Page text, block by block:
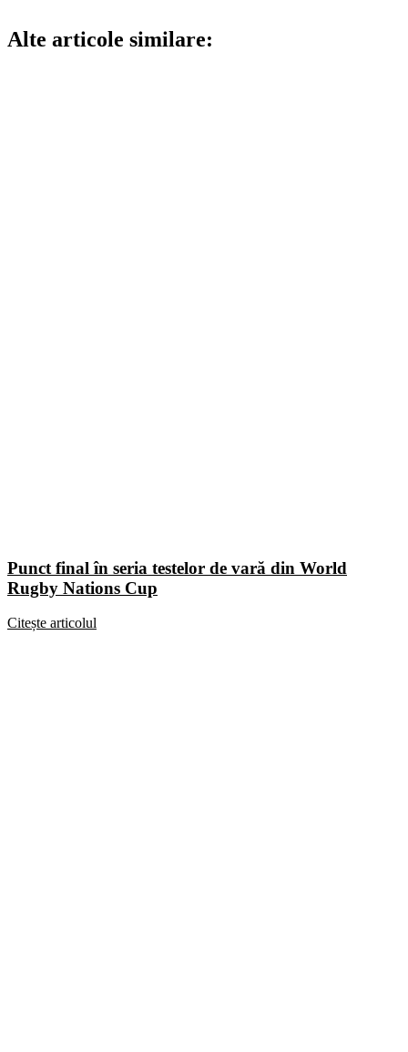
Alte articole similare:
Punct final în seria testelor de vară din World
Rugby Nations Cup
Citește articolul